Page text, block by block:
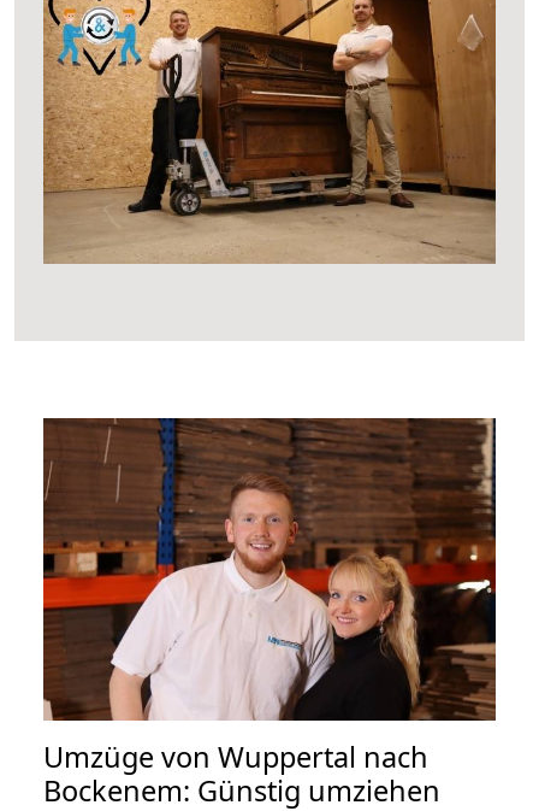
Umzüge von Wuppertal nach
Bockenem: Günstig umziehen